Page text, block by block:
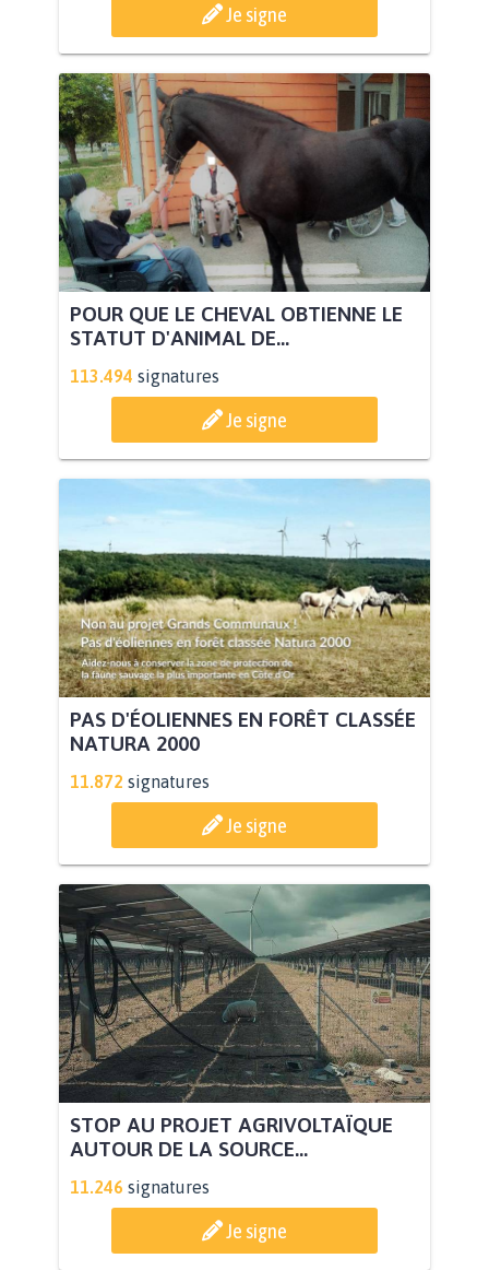
Je signe
POUR QUE LE CHEVAL OBTIENNE LE
STATUT D'ANIMAL DE...
113.494 signatures
Je signe
PAS D'ÉOLIENNES EN FORÊT CLASSÉE
NATURA 2000
11.872 signatures
Je signe
STOP AU PROJET AGRIVOLTAÏQUE
AUTOUR DE LA SOURCE...
11.246 signatures
Je signe